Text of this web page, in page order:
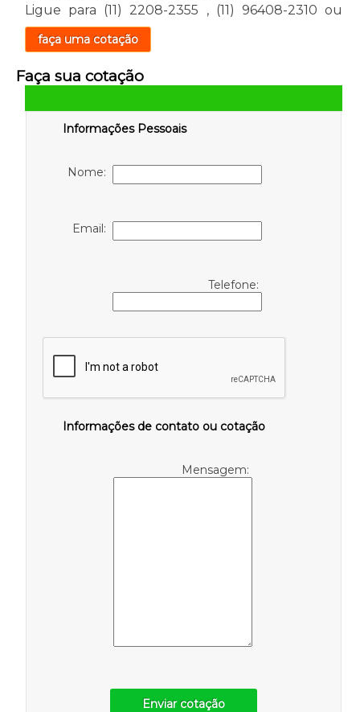
Ligue para (11) 2208-2355 , (11) 96408-2310 ou
faça uma cotação
Faça sua cotação
Informações Pessoais
Nome:
Email:
Telefone:
Informações de contato ou cotação
Mensagem:
Enviar cotação